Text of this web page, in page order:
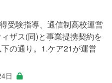
受験指導、通信制高校運営
ザス(同)と事業提携契約を
の通り。1.ケア21が運営
日